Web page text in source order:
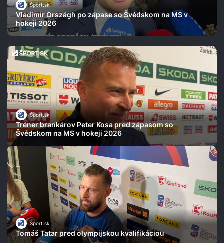
Šport.sk
Vladimír Országh po zápase so Švédskom na MS v
hokeji 2026
Šport.sk
Tréner brankárov Peter Kosa pred zápasom so
Švédskom na MS v hokeji 2026
Šport.sk
Tomáš Tatar pred olympijskou kvalifikáciou